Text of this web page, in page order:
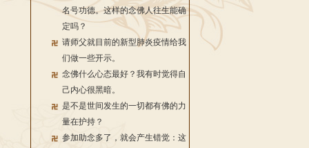
名号功德。这样的念佛人往生能确
定吗？
请师父就目前的新型肺炎疫情给我
们做一些开示。
念佛什么心态最好？我有时觉得自
己内心很黑暗。
是不是世间发生的一切都有佛的力
量在护持？
参加助念多了，就会产生错觉：这